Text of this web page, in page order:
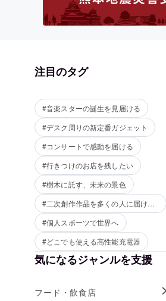
注目のタグ
#音楽スターの誕生を見届ける
#デスク周りの新定番ガジェット
#コンサートで感動を届ける
#行きつけのお店を残したい
#樹木に託す、未来の景色
#二次創作作品を多くの人に届けたい
#個人スポーツで世界へ
#どこでも使える高性能充電器
気になるジャンルを支援
フード・飲食店